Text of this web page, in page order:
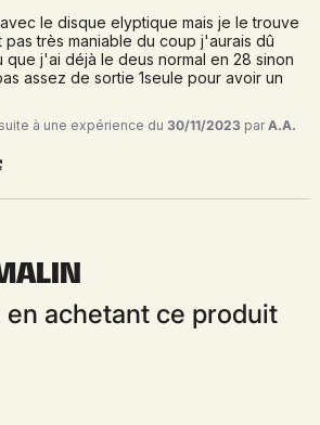
le disque elyptique mais je le trouve
pas très maniable du coup j'aurais dû
j'ai déjà le deus normal en 28 sinon
assez de sortie 1seule pour avoir un
à une expérience du30/11/2023 parA.A.
en achetant ce produit